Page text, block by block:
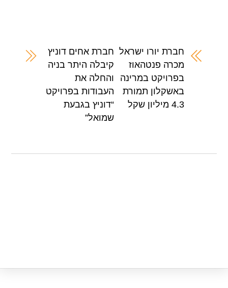
b
A
p
p
חברת יורו ישראל
מכרה פנטהאוז
בפרויקט במרינה
באשקלון תמורת
4.3 מיליון שקל
חברת אחים דוניץ
קיבלה היתר בניה
והחלה את
העבודות בפרויקט
“דוניץ בגבעת
שמואל”